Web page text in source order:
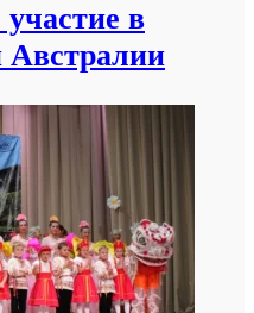
в
Австралии